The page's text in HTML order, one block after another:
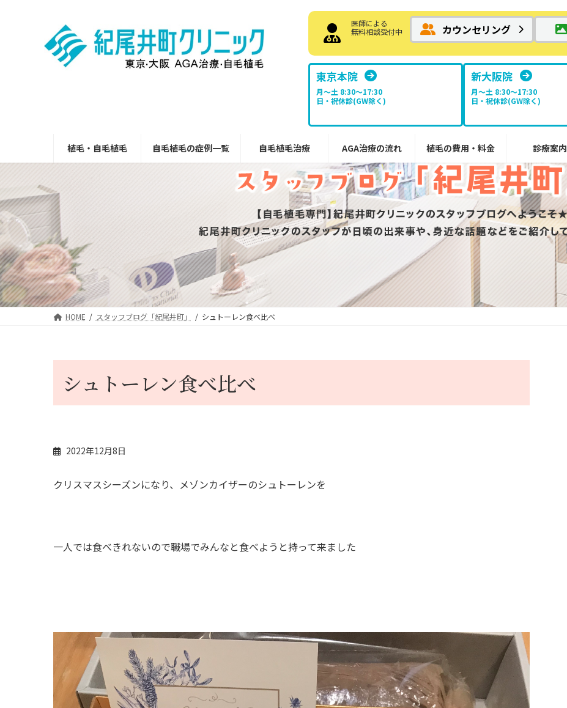
医師による
無料相談受付中
カウンセリング
東京本院
月～土 8:30〜17:30
日・祝休診(GW除く)
新大阪院
月～土 8:30〜17:30
日・祝休診(GW除く)
植毛・自毛植毛 自毛植毛の症例一覧 自毛植毛治療 AGA治療の流れ 植毛の費用・料金 診療案内
HOME スタッフブログ「紀尾井町」 シュトーレン食べ比べ
シュトーレン食べ比べ
2022年12月8日
クリスマスシーズンになり、メゾンカイザーのシュトーレンを
一人では食べきれないので職場でみんなと食べようと持って来ました